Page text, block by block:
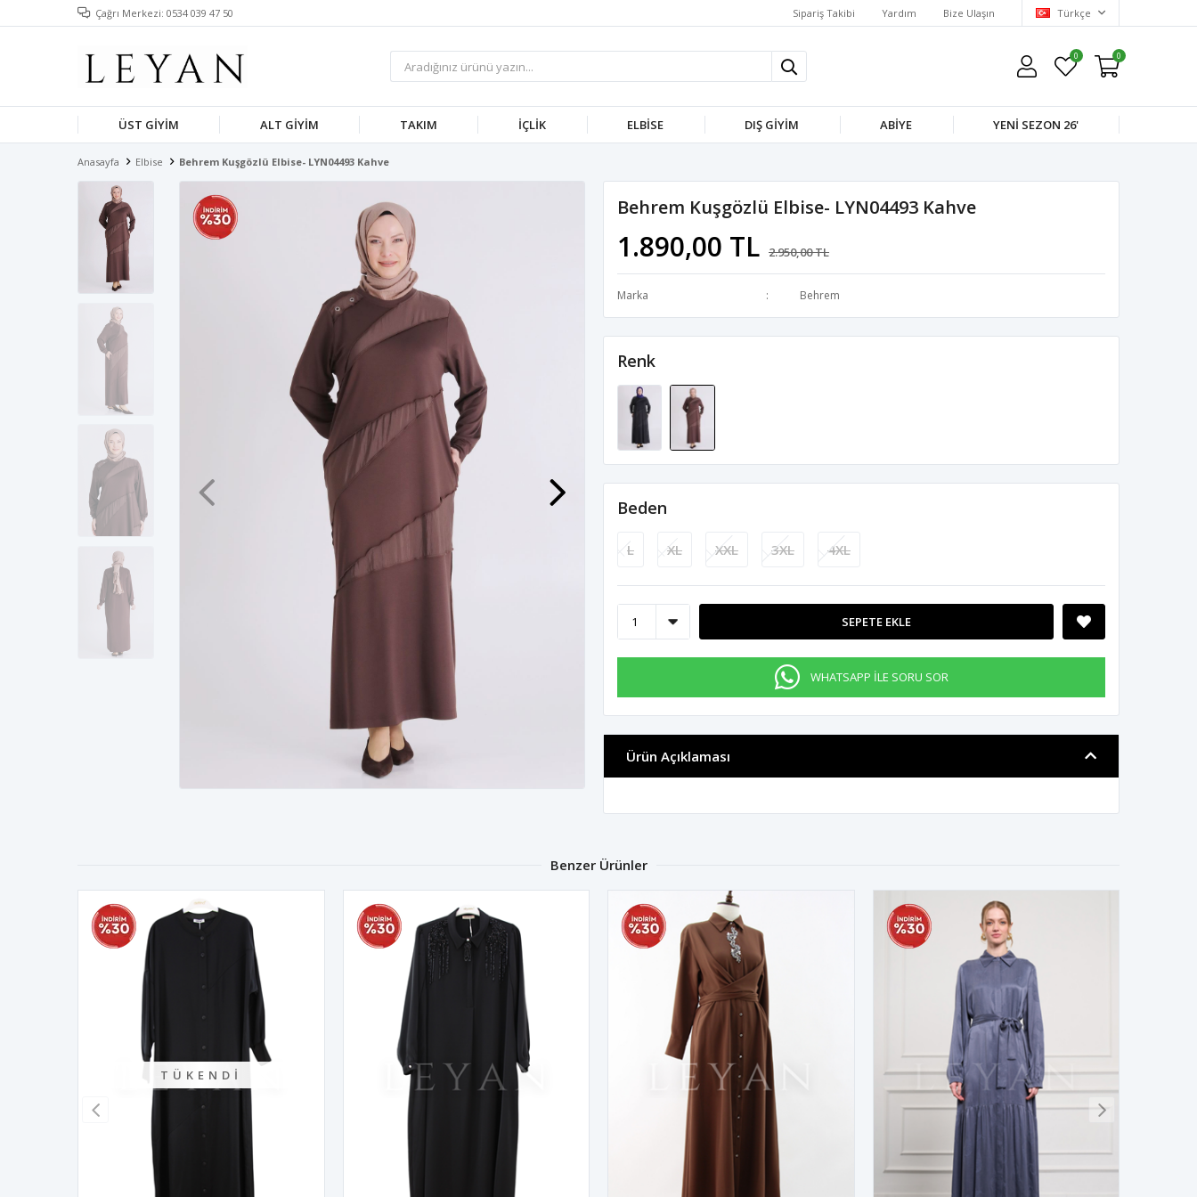
Çağrı Merkezi: 0534 039 47 50 Sipariş Takibi Yardım Bize Ulaşın Türkçe
0 0
ÜST GIYIM ALT GIYIM TAKIM İÇLIK ELBISE DIŞ GIYIM ABIYE YENI SEZON 26'
Anasayfa Elbise Behrem Kuşgözlü Elbise- LYN04493 Kahve
Behrem Kuşgözlü Elbise- LYN04493 Kahve
1.890,00 TL 2.950,00 TL
Marka Behrem
Renk
Beden
L XL XXL 3XL 4XL
SEPETE EKLE
WHATSAPP İLE SORU SOR
Ürün Açıklaması
Benzer Ürünler
TÜKENDI